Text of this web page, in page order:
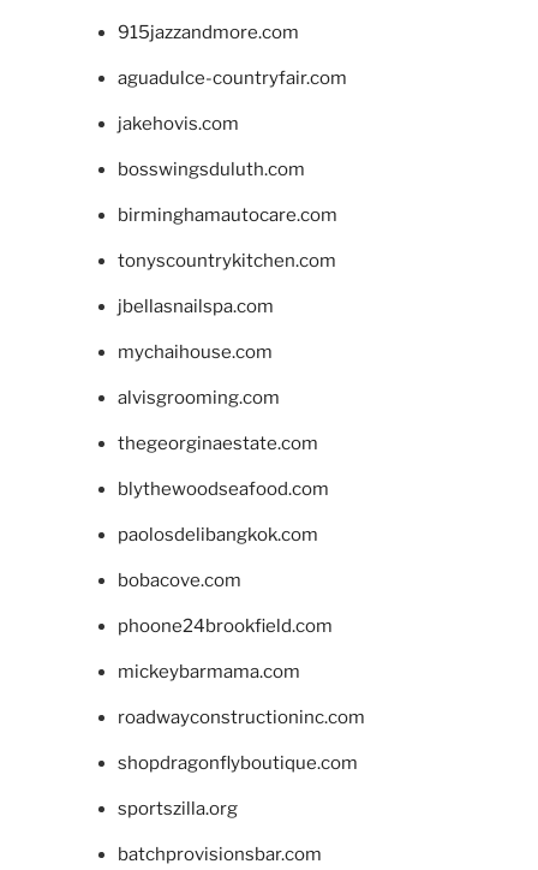
915jazzandmore.com
aguadulce-countryfair.com
jakehovis.com
bosswingsduluth.com
birminghamautocare.com
tonyscountrykitchen.com
jbellasnailspa.com
mychaihouse.com
alvisgrooming.com
thegeorginaestate.com
blythewoodseafood.com
paolosdelibangkok.com
bobacove.com
phoone24brookfield.com
mickeybarmama.com
roadwayconstructioninc.com
shopdragonflyboutique.com
sportszilla.org
batchprovisionsbar.com